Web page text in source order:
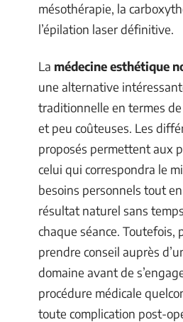
mésothérapie, la
l’épilation laser définitive.
La médecine esthétique
une alternative
traditionnelle en termes
et peu coûteuses. Les
proposés permettent aux
celui qui correspondra le
besoins personnels tout
résultat naturel sans
chaque séance. Toutefois,
prendre conseil auprès
domaine avant de
procédure médicale
toute complication post-